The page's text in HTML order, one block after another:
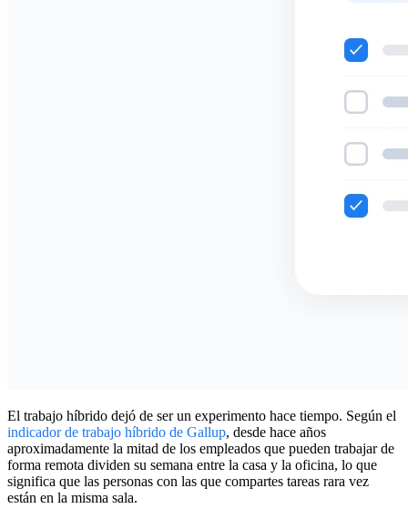
El trabajo híbrido dejó de ser un experimento hace tiempo. Según el
indicador de trabajo híbrido de Gallup, desde hace años
aproximadamente la mitad de los empleados que pueden trabajar de
forma remota dividen su semana entre la casa y la oficina, lo que
significa que las personas con las que compartes tareas rara vez
están en la misma sala.